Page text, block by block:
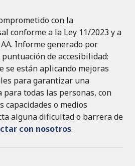
con la
conforme a la Ley 11/2023 y a
Informe generado por
puntuación de accesibilidad:
se están aplicando mejoras
para garantizar una
todas las personas, con
capacidades o medios
alguna dificultad o barrera de
con nosotros.